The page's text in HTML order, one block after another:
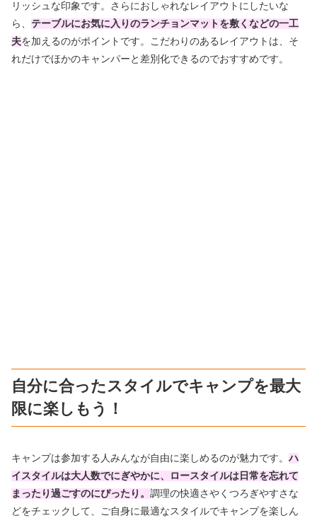
リッシュな印象です。さらにおしゃれなレイアウトにしたいな
ら、 テーブルにお気に入りのランチョンマットを敷くなどの一工
夫を加えるのがポイントです。こだわりのあるレイアウトは、そ
れだけでほかのキャンパーと差別化できるのでおすすめです。
自分に合ったスタイルでキャンプを最大
限に楽しもう！
キャンプは参加する人みんなが自由に楽しめるのが魅力です。ハ
イスタイルは大人数でにぎやかに、ロースタイルは日常を忘れて
まったり過ごすのにぴったり。 調理の快適さやくつろぎやすさな
どをチェックして、ご自身に最適なスタイルでキャンプを楽しん